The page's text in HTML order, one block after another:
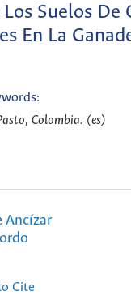
Suelos De
En La
Colombia. (es)
Ancízar
Cite